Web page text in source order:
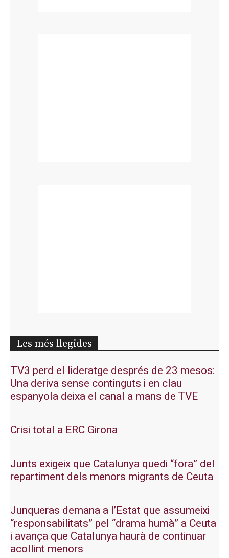
Les més llegides
TV3 perd el lideratge després de 23 mesos:
Una deriva sense continguts i en clau
espanyola deixa el canal a mans de TVE
Crisi total a ERC Girona
Junts exigeix que Catalunya quedi “fora” del
repartiment dels menors migrants de Ceuta
Junqueras demana a l’Estat que assumeixi
“responsabilitats” pel “drama humà” a Ceuta
i avança que Catalunya haurà de continuar
acollint menors